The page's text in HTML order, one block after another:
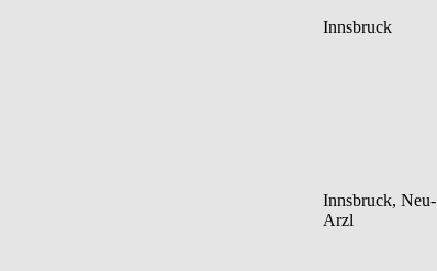
Innsbruck
Innsbruck, Neu-
Arzl